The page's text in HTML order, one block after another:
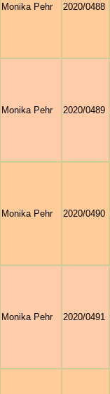
Monika Pehr 2020/0488
Monika Pehr 2020/0489
Monika Pehr 2020/0490
Monika Pehr 2020/0491